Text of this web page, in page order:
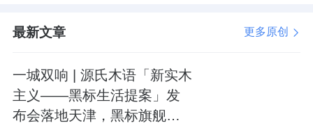
最新文章 更多原创
一城双响 | 源氏木语「新实木
主义——黑标生活提案」发
布会落地天津，黑标旗舰店